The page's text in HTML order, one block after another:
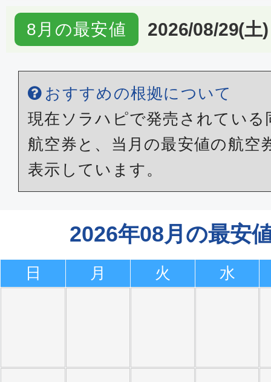
8月の最安値 2026/08/29(土)
おすすめの根拠について
現在ソラハピで発売されている
航空券と、当月の最安値の航空
表示しています。
2026年08月の最安
日 月 火 水